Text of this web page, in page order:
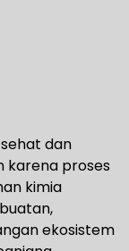
dan
karena proses
kimia
ekosistem